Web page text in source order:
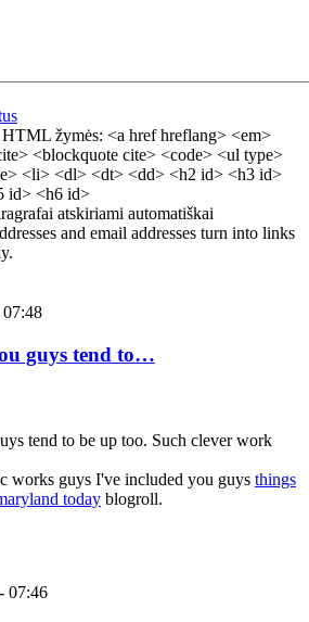
žymės: <a href hreflang> <em>
<blockquote cite> <code> <ul type>
<li> <dl> <dt> <dd> <h2 id> <h3 id>
id> <h6 id>
atskiriami automatiškai
and email addresses turn into links
guys tend to…
tend to be up too. Such clever work
works guys I've included you guys things
today blogroll.
07:46